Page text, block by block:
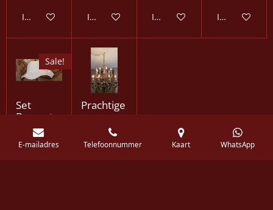
In winkelwagen In winkelwagen In winkelwagen In
Sale!
Set
Brocante
Lampenk
appen
Prachtige
kroonluc
hter
E-mailadres Telefoonnummer Kaart WhatsApp